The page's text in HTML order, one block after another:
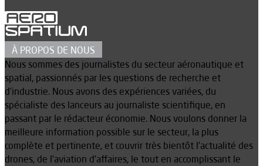
À PROPOS DE NOUS
Nous sommes des journalistes du secteur aéronautique et
spatial, passionnés par les questions de recherche et
d’industrie. Nous avons des expériences variées, du
spécialiste des lanceurs au journaliste scientifique, en
passant par le rédacteur économie. Nous voulons donner la
meilleure information possible sur le secteur, la plus
complète et pertinente, et couvrir très bientôt l’actualité des
drones, de l’aviation d’affaires, le tout en accomplissant le